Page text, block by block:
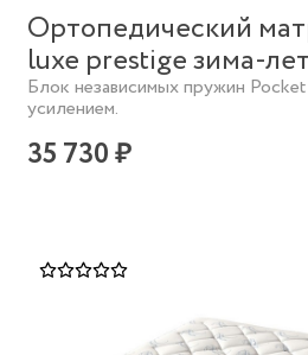
Ортопедический
luxe prestige зима-
Блок независимых пружин
усилением.
35 730 ₽